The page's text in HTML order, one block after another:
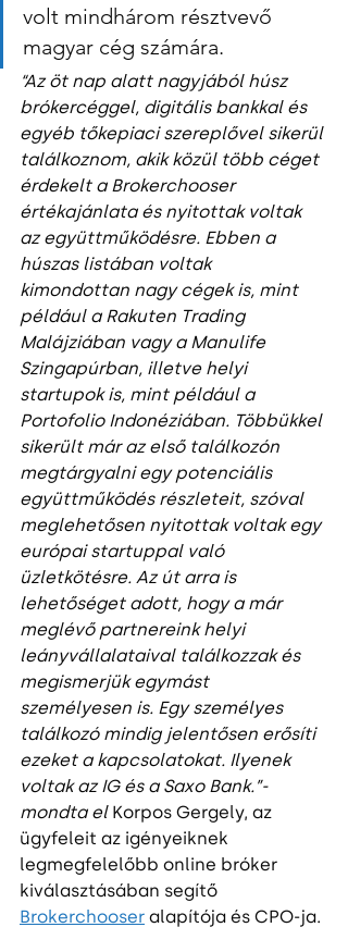
volt mindhárom résztvevő
magyar cég számára.
“Az öt nap alatt nagyjából húsz
brókercéggel, digitális bankkal és
egyéb tőkepiaci szereplővel sikerül
találkoznom, akik közül több céget
érdekelt a Brokerchooser
értékajánlata és nyitottak voltak
az együttműködésre. Ebben a
húszas listában voltak
kimondottan nagy cégek is, mint
például a Rakuten Trading
Malájziában vagy a Manulife
Szingapúrban, illetve helyi
startupok is, mint például a
Portofolio Indonéziában. Többükkel
sikerült már az első találkozón
megtárgyalni egy potenciális
együttműködés részleteit, szóval
meglehetősen nyitottak voltak egy
európai startuppal való
üzletkötésre. Az út arra is
lehetőséget adott, hogy a már
meglévő partnereink helyi
leányvállalataival találkozzak és
megismerjük egymást
személyesen is. Egy személyes
találkozó mindig jelentősen erősíti
ezeket a kapcsolatokat. Ilyenek
voltak az IG és a Saxo Bank.”-
mondta el Korpos Gergely, az
ügyfeleit az igényeiknek
legmegfelelőbb online bróker
kiválasztásában segítő
Brokerchooser alapítója és CPO-ja.